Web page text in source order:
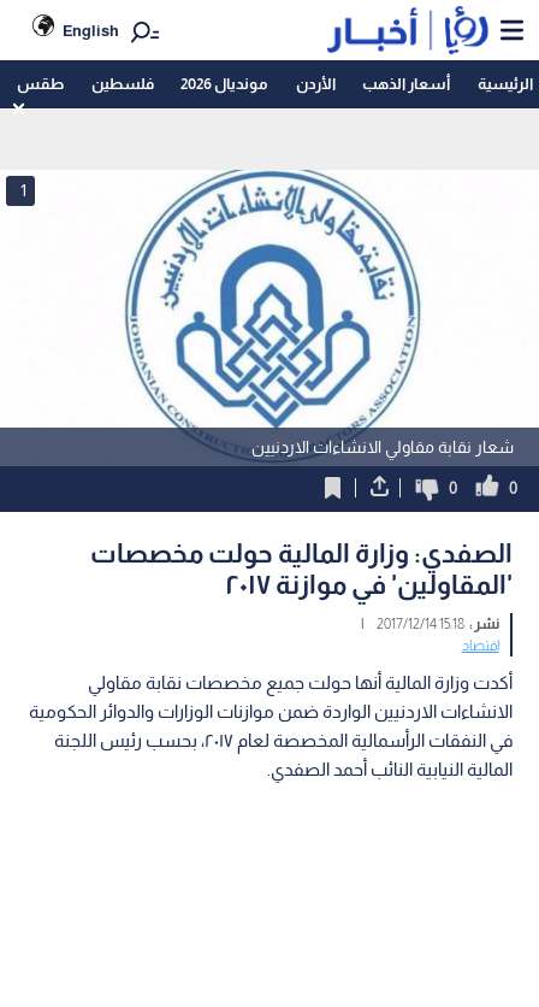
English
الرئيسية أسعار الذهب الأردن مونديال 2026 فلسطين طقس
شعار نقابة مقاولي الانشاءات الاردنيين
1
0
0
الصفدي: وزارة المالية حولت مخصصات
'المقاولين' في موازنة ٢٠١٧
نشر :15:18 2017/12/14
|
اقتصاد
أكدت وزارة المالية أنها حولت جميع مخصصات نقابة مقاولي
الانشاءات الاردنيين الواردة ضمن موازنات الوزارات والدوائر الحكومية
في النفقات الرأسمالية المخصصة لعام ٢٠١٧، بحسب رئيس اللجنة
المالية النيابية النائب أحمد الصفدي.